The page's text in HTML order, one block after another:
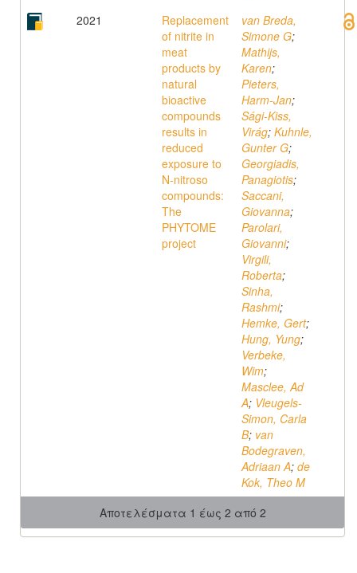
2021
Replacement
of nitrite in
meat
products by
natural
bioactive
compounds
results in
reduced
exposure to
N-nitroso
compounds:
The
PHYTOME
project
van Breda,
Simone G;
Mathijs,
Karen;
Pieters,
Harm-Jan;
Sági-Kiss,
Virág; Kuhnle,
Gunter G;
Georgiadis,
Panagiotis;
Saccani,
Giovanna;
Parolari,
Giovanni;
Virgili,
Roberta;
Sinha,
Rashmi;
Hemke, Gert;
Hung, Yung;
Verbeke,
Wim;
Masclee, Ad
A; Vleugels-
Simon, Carla
B; van
Bodegraven,
Adriaan A; de
Kok, Theo M
Αποτελέσματα 1 έως 2 από 2